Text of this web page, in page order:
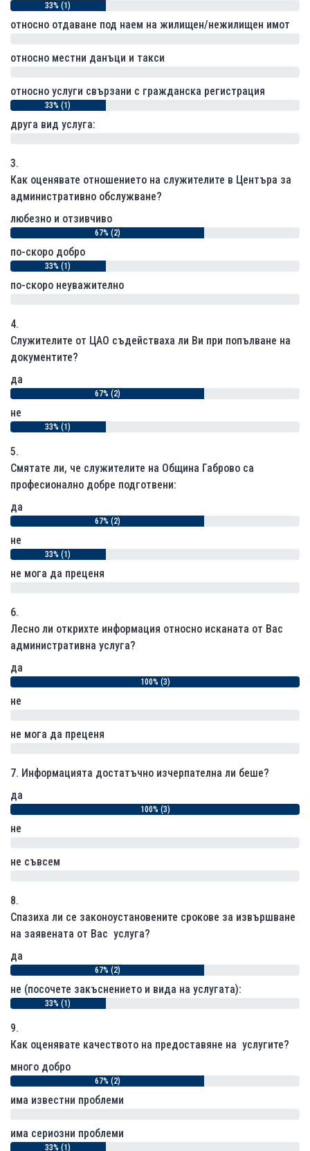
33% (1)
относно отдаване под наем на жилищен/нежилищен имот
относно местни данъци и такси
относно услуги свързани с гражданска регистрация
33% (1)
друга вид услуга:
3.
Как оценявате отношението на служителите в Центъра за
административно обслужване?
любезно и отзивчиво
67% (2)
по-скоро добро
33% (1)
по-скоро неуважително
4.
Служителите от ЦАО съдействаха ли Ви при попълване на
документите?
да
67% (2)
не
33% (1)
5.
Смятате ли, че служителите на Община Габрово са
професионално добре подготвени:
да
67% (2)
не
33% (1)
не мога да преценя
6.
Лесно ли открихте информация относно исканата от Вас
административна услуга?
да
100% (3)
не
не мога да преценя
7. Информацията достатъчно изчерпателна ли беше?
да
100% (3)
не
не съвсем
8.
Спазиха ли се законоустановените срокове за извършване
на заявената от Вас услуга?
да
67% (2)
не (посочете закъснението и вида на услугата):
33% (1)
9.
Как оценявате качеството на предоставяне на услугите?
много добро
67% (2)
има известни проблеми
има сериозни проблеми
33% (1)